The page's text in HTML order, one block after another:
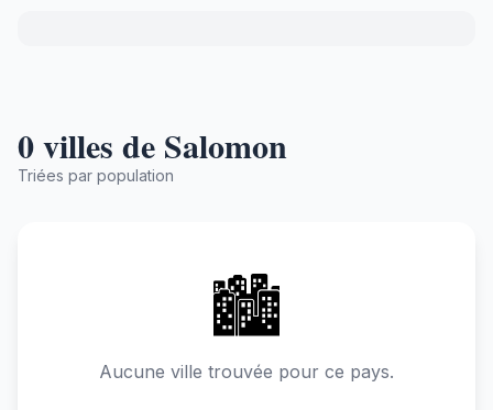
0 villes de Salomon
Triées par population
🏙️
Aucune ville trouvée pour ce pays.